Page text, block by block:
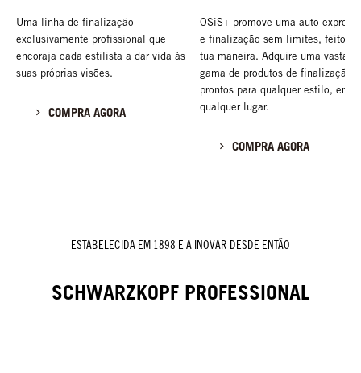
Uma linha de finalização
exclusivamente profissional que
encoraja cada estilista a dar vida às
suas próprias visões.
COMPRA AGORA
OSiS+ promove uma auto-
e finalização sem limites, feitos à
tua maneira. Adquire uma vasta
gama de produtos de finalização,
prontos para qualquer estilo, em
qualquer lugar.
COMPRA AGORA
ESTABELECIDA EM 1898 E A INOVAR DESDE ENTÃO
SCHWARZKOPF PROFESSIONAL